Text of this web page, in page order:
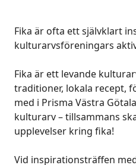
Fika är ofta ett självklart
kulturarvsföreningars
Fika är ett levande
traditioner, lokala recept,
med i Prisma Västra
kulturarv – tillsammans
upplevelser kring fika!
Vid inspirationsträffen